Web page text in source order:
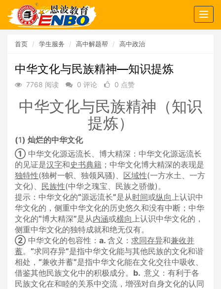
首页 学生服务 高中解题帮 高中政治
中华文化与民族精神—知识提炼
7768 阅读 0 评论 0 点赞
中华文化与民族精神（知识
提炼）
(1) 灿烂的中华文化
① 中华文化源远流长、博大精深：中华文化源远流长
的见证是汉字和史书典籍 ；中华文化博大精深的表现是
独特性(独树一帜、独领风骚)、 区域性(一方水土、一方
文化)、 民族性(中华之瑰宝、民族之骄傲)。
提示：中华文化的“源远流长”是从时间或纵向上认识中
华文化的，侧重中华文化的历史悠久和没有中断；中华
文化的“博大精深”是从内涵或横向上认识中华文化的，
侧重中华文化的独特成就和绝无仅有。
② 中华文化的包容性： a. 含义： 求同存异和兼收并
蓄。 “求同存异”是指中华文化能与其他民族的文化和谐
相处， “兼收并蓄”是指中华文化能在文化交往中吸收、
借鉴其他民族文化中的积极成分。 b. 意义：有利于各
民族文化在和睦的关系中交流，增强对自身文化的认同